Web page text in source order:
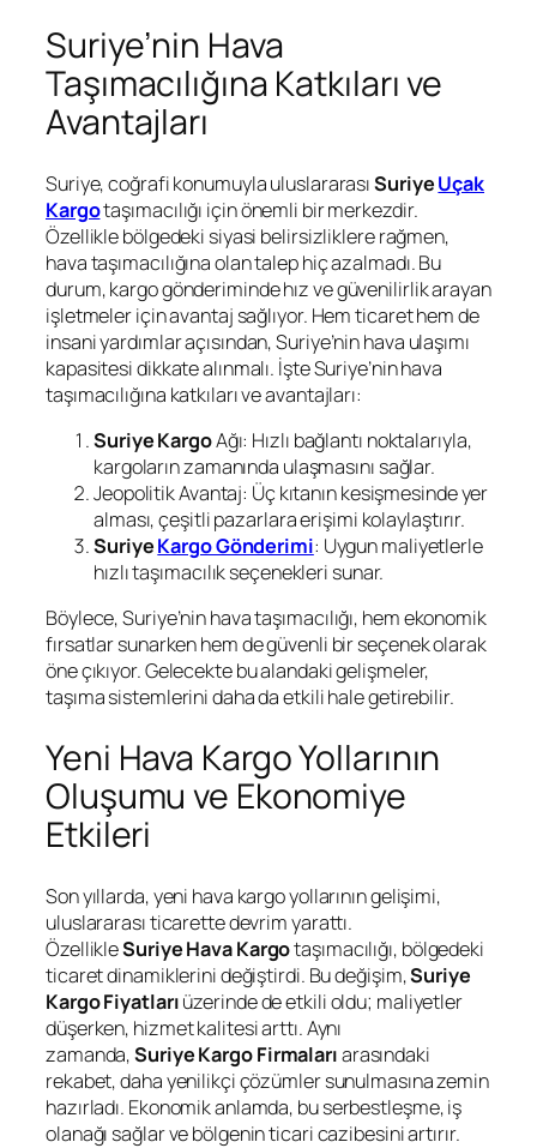
Suriye’nin Hava
Taşımacılığına Katkıları ve
Avantajları
Suriye, coğrafi konumuyla uluslararasıSuriyeUçak
Kargotaşımacılığı için önemli bir merkezdir.
Özellikle bölgedeki siyasi belirsizliklere rağmen,
hava taşımacılığına olan talep hiç azalmadı. Bu
durum, kargo gönderiminde hız ve güvenilirlik arayan
işletmeler için avantaj sağlıyor. Hem ticaret hem de
insani yardımlar açısından, Suriye’nin hava ulaşımı
kapasitesi dikkate alınmalı. İşte Suriye’nin hava
taşımacılığına katkıları ve avantajları:
Suriye KargoAğı: Hızlı bağlantı noktalarıyla,
kargoların zamanında ulaşmasını sağlar.
Jeopolitik Avantaj: Üç kıtanın kesişmesinde yer
alması, çeşitli pazarlara erişimi kolaylaştırır.
SuriyeKargo Gönderimi: Uygun maliyetlerle
hızlı taşımacılık seçenekleri sunar.
Böylece, Suriye’nin hava taşımacılığı, hem ekonomik
fırsatlar sunarken hem de güvenli bir seçenek olarak
öne çıkıyor. Gelecekte bu alandaki gelişmeler,
taşıma sistemlerini daha da etkili hale getirebilir.
Yeni Hava Kargo Yollarının
Oluşumu ve Ekonomiye
Etkileri
Son yıllarda, yeni hava kargo yollarının gelişimi,
uluslararası ticarette devrim yarattı.
ÖzellikleSuriye Hava Kargotaşımacılığı, bölgedeki
ticaret dinamiklerini değiştirdi. Bu değişim,Suriye
Kargo Fiyatlarıüzerinde de etkili oldu; maliyetler
düşerken, hizmet kalitesi arttı. Aynı
zamanda,Suriye Kargo Firmalarıarasındaki
rekabet, daha yenilikçi çözümler sunulmasına zemin
hazırladı. Ekonomik anlamda, bu serbestleşme, iş
olanağı sağlar ve bölgenin ticari cazibesini artırır.